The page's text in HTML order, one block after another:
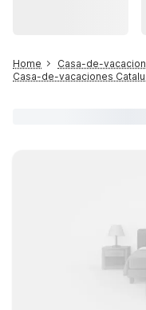
Home
Casa-de-
Casa-de-vacaciones